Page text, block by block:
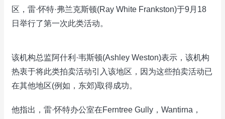
区，雷·怀特·弗兰克斯顿(Ray White Frankston)于9月18
日举行了第一次此类活动。
该机构总监阿什利·韦斯顿(Ashley Weston)表示，该机构
热衷于将此类拍卖活动引入该地区，因为这些拍卖活动已
在其他地区(例如，东郊)取得成功。
他指出，雷·怀特办公室在Ferntree Gully，Wantirna，